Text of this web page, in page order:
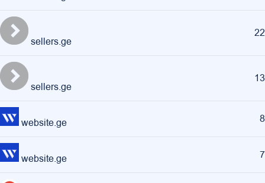
sellers.ge
22
sellers.ge
13
website.ge 8
website.ge 7